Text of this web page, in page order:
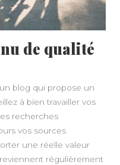
de qualité
blog qui propose un
à bien travailler vos
recherches
vos sources
une réelle valeur
régulièrement